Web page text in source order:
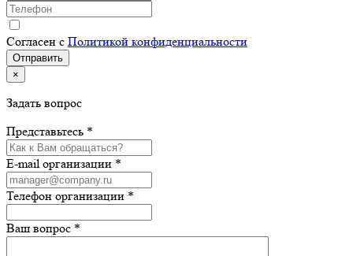
Согласен с Политикой конфиденциальности
×
Задать вопрос
Представьтесь *
E-mail организации *
Телефон организации *
Ваш вопрос *